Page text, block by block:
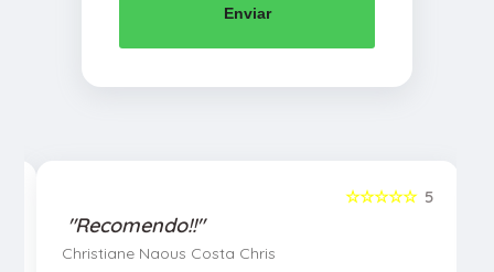
Enviar
5
☆☆☆☆☆
"Recomendo!!"
Christiane Naous Costa Chris